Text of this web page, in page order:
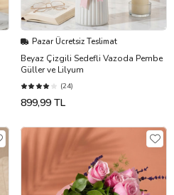
Pazar Ücretsiz Teslimat
Beyaz Çizgili Sedefli Vazoda Pembe
Güller ve Lilyum
(24)
899,99 TL